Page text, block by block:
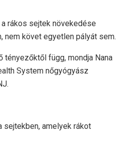
rákos sejtek növekedése
követ egyetlen pályát sem.
tényezőktől függ, mondja Nana
System nőgyógyász
sejtekben, amelyek rákot